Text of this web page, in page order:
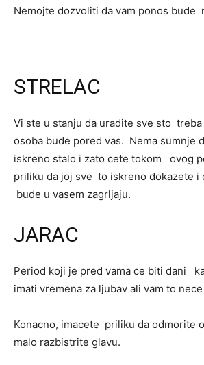
Nemojte dozvoliti da vam ponos bude
STRELAC
Vi ste u stanju da uradite sve sto treba
osoba bude pored vas. Nema sumnje
iskreno stalo i zato cete tokom ovog
priliku da joj sve to iskreno dokazete i
bude u vasem zagrljaju.
JARAC
Period koji je pred vama ce biti dani
imati vremena za ljubav ali vam to
Konacno, imacete priliku da odmorite
malo razbistrite glavu.